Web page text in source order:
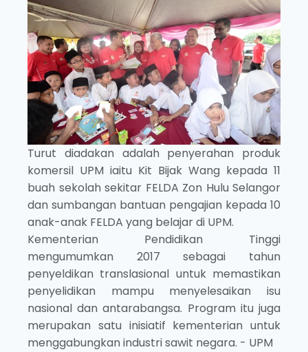
Turut diadakan adalah penyerahan produk
komersil UPM iaitu Kit Bijak Wang kepada 11
buah sekolah sekitar FELDA Zon Hulu Selangor
dan sumbangan bantuan pengajian kepada 10
anak-anak FELDA yang belajar di UPM.
Kementerian Pendidikan Tinggi
mengumumkan 2017 sebagai tahun
penyeldikan translasional untuk memastikan
penyelidikan mampu menyelesaikan isu
nasional dan antarabangsa. Program itu juga
merupakan satu inisiatif kementerian untuk
menggabungkan industri sawit negara. - UPM